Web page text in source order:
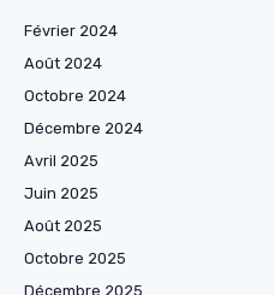
Février 2024
Août 2024
Octobre 2024
Décembre 2024
Avril 2025
Juin 2025
Août 2025
Octobre 2025
Décembre 2025